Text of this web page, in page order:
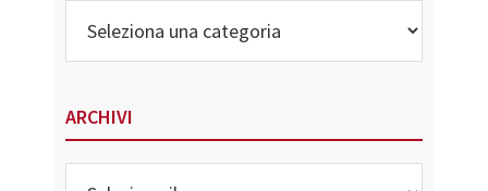
delle
Categorie
ARCHIVI